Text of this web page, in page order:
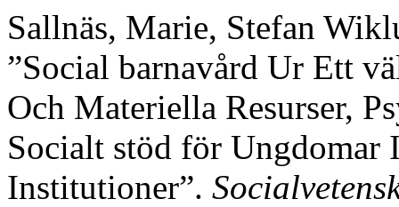
Sallnäs, Marie, Stefan
”Social barnavård Ur Ett
Och Materiella Resurser,
Socialt stöd för Ungdomar
Institutioner”.